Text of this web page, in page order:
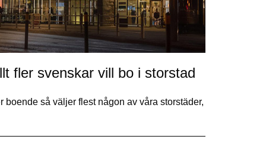
fler svenskar vill bo i storstad
så väljer flest någon av våra storstäder,